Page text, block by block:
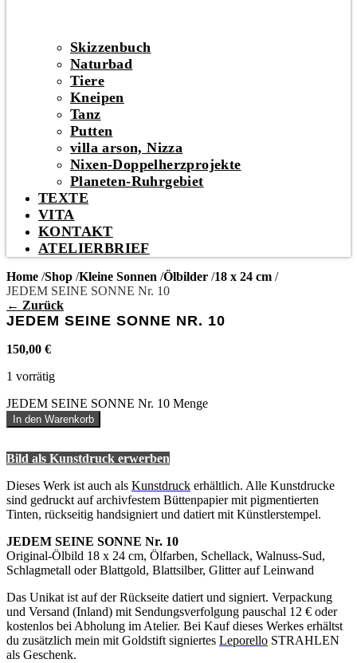
Skizzenbuch
Naturbad
Tiere
Kneipen
Tanz
Putten
villa arson, Nizza
Nixen-Doppelherzprojekte
Planeten-Ruhrgebiet
TEXTE
VITA
KONTAKT
ATELIERBRIEF
Home /Shop /Kleine Sonnen /Ölbilder /18 x 24 cm /
JEDEM SEINE SONNE Nr. 10
← Zurück
JEDEM SEINE SONNE NR. 10
150,00 €
1 vorrätig
JEDEM SEINE SONNE Nr. 10 Menge
In den Warenkorb
Bild als Kunstdruck erwerben
Dieses Werk ist auch als Kunstdruck erhältlich. Alle Kunstdrucke
sind gedruckt auf archivfestem Büttenpapier mit pigmentierten
Tinten, rückseitig handsigniert und datiert mit Künstlerstempel.
JEDEM SEINE SONNE Nr. 10
Original-Ölbild 18 x 24 cm, Ölfarben, Schellack, Walnuss-Sud,
Schlagmetall oder Blattgold, Blattsilber, Glitter auf Leinwand
Das Unikat ist auf der Rückseite datiert und signiert. Verpackung
und Versand (Inland) mit Sendungsverfolgung pauschal 12 € oder
kostenlos bei Abholung im Atelier. Bei Kauf dieses Werkes erhältst
du zusätzlich mein mit Goldstift signiertes Leporello STRAHLEN
als Geschenk.